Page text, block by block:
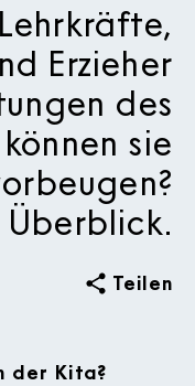
Erzieher
des
sie
Überblick.
Teilen
der Kita?